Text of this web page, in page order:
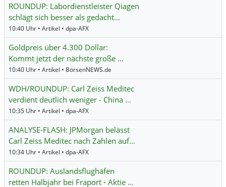
ROUNDUP: Labordienstleister Qiagen
schlägt sich besser als gedacht…
10:40 Uhr • Artikel • dpa-AFX
Goldpreis über 4.300 Dollar:
Kommt jetzt der nächste große …
10:40 Uhr • Artikel • BörsenNEWS.de
WDH/ROUNDUP: Carl Zeiss Meditec
verdient deutlich weniger - China …
10:35 Uhr • Artikel • dpa-AFX
ANALYSE-FLASH: JPMorgan belässt
Carl Zeiss Meditec nach Zahlen auf…
10:34 Uhr • Artikel • dpa-AFX
ROUNDUP: Auslandsflughäfen
retten Halbjahr bei Fraport - Aktie …